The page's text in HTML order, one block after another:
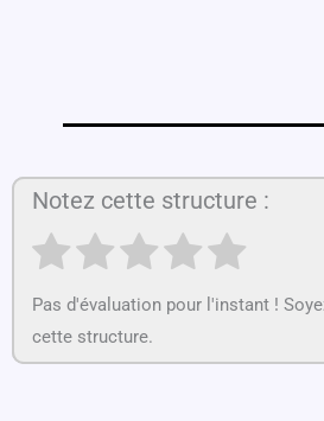
Notez cette structure :
Pas d'évaluation pour l'instant !
cette structure.